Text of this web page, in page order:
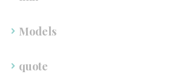
Model
quote